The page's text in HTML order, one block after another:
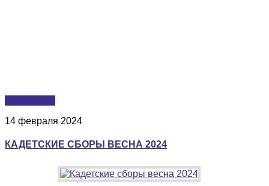
14 февраля 2024
КАДЕТСКИЕ СБОРЫ ВЕСНА 2024